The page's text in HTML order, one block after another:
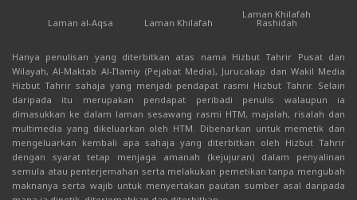
Laman al-Aqsa Laman Khilafah
Laman Khilafah
Rashidah
Hanya penulisan yang diterbitkan atas nama Hizbut Tahrir Pusat dan
Wilayah, Al-Maktab Al-I'lamiy (Pejabat Media), Jurucakap dan Wakil Media
Hizbut Tahrir sahaja yang menjadi pendapat rasmi Hizbut Tahrir. Selain
daripada itu merupakan pendapat peribadi penulis walaupun ia
dimasukkan ke dalam laman sesawang rasmi HTM, majalah, risalah dan
multimedia yang dikeluarkan oleh HTM. Dibenarkan untuk memetik dan
mengeluarkan kembali apa sahaja yang diterbitkan oleh Hizbut Tahrir
dengan syarat tetap menjaga amanah (kejujuran) dalam penyalinan
semula atau penterjemahan serta melakukan pemetikan tanpa mengubah
maknanya serta wajib untuk menyertakan pautan sumber asal daripada